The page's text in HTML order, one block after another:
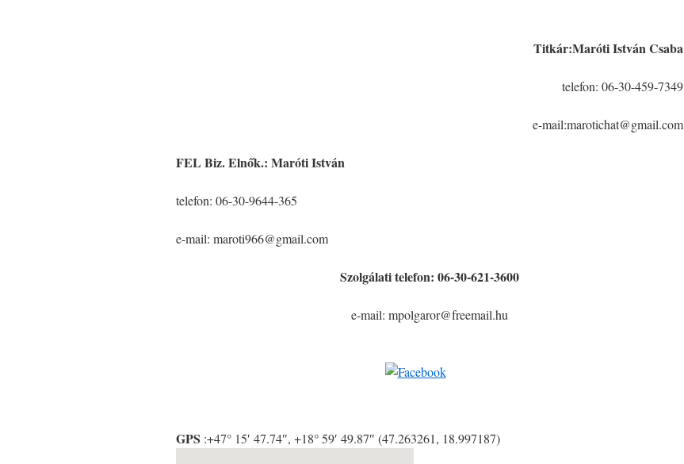
Titkár:Maróti István Csaba
telefon: 06-30-459-7349
e-mail:marotichat@gmail.com
FEL Biz. Elnők.: Maróti István
telefon: 06-30-9644-365
e-mail: maroti966@gmail.com
Szolgálati telefon: 06-30-621-3600
e-mail: mpolgaror@freemail.hu
GPS :+47° 15′ 47.74″, +18° 59′ 49.87″ (47.263261, 18.997187)